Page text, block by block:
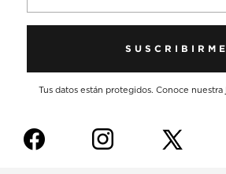
SUSCRIBIRME
Tus datos están protegidos. Conoce nuestra
f i